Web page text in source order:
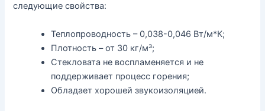
следующие свойства:
Теплопроводность – 0,038-0,046 Вт/м*К;
Плотность – от 30 кг/м³;
Стекловата не воспламеняется и не
поддерживает процесс горения;
Обладает хорошей звукоизоляцией.